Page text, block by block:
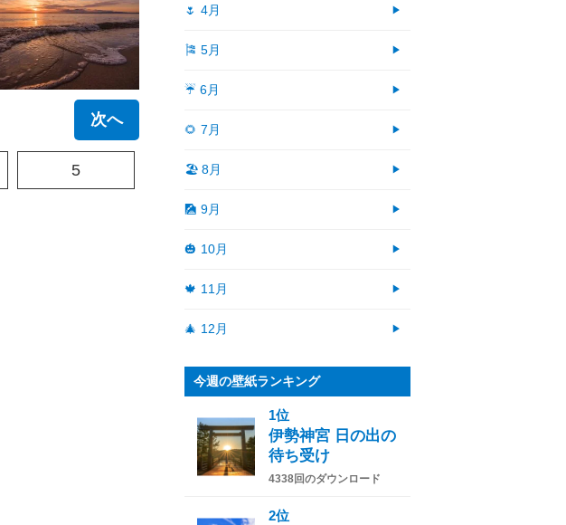
次へ
5
🌷 4月
🎏 5月
☔ 6月
🌻 7月
🏖 8月
🎑 9月
🎃 10月
🍁 11月
🎄 12月
今週の壁紙ランキング
1位
伊勢神宮 日の出の
待ち受け
4338回のダウンロード
2位